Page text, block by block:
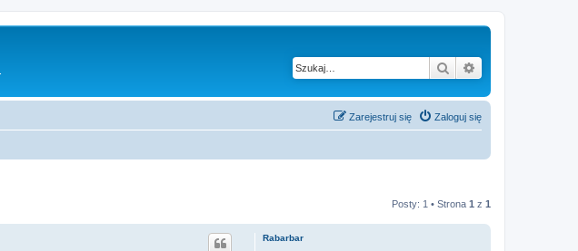
Szukaj
Zaloguj się
Zarejestruj się
Posty: 1 • Strona 1 z 1
Rabarbar